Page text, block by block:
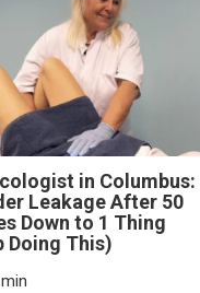
in Columbus:
Leakage After 50
Down to 1 Thing
Doing This)